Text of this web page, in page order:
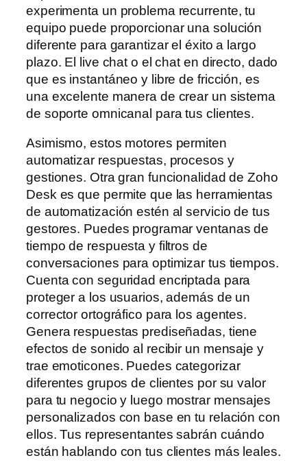
experimenta un problema recurrente, tu
equipo puede proporcionar una solución
diferente para garantizar el éxito a largo
plazo. El live chat o el chat en directo, dado
que es instantáneo y libre de fricción, es
una excelente manera de crear un sistema
de soporte omnicanal para tus clientes.
Asimismo, estos motores permiten
automatizar respuestas, procesos y
gestiones. Otra gran funcionalidad de Zoho
Desk es que permite que las herramientas
de automatización estén al servicio de tus
gestores. Puedes programar ventanas de
tiempo de respuesta y filtros de
conversaciones para optimizar tus tiempos.
Cuenta con seguridad encriptada para
proteger a los usuarios, además de un
corrector ortográfico para los agentes.
Genera respuestas prediseñadas, tiene
efectos de sonido al recibir un mensaje y
trae emoticones. Puedes categorizar
diferentes grupos de clientes por su valor
para tu negocio y luego mostrar mensajes
personalizados con base ​​en tu relación con
ellos. Tus representantes sabrán cuándo
están hablando con tus clientes más leales.